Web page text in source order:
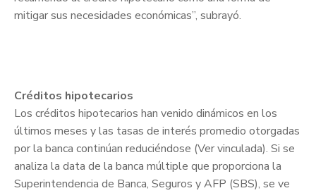
mitigar sus necesidades económicas”, subrayó.
Créditos hipotecarios
Los créditos hipotecarios han venido dinámicos en los
últimos meses y las tasas de interés promedio otorgadas
por la banca continúan reduciéndose (Ver vinculada). Si se
analiza la data de la banca múltiple que proporciona la
Superintendencia de Banca, Seguros y AFP (SBS), se ve